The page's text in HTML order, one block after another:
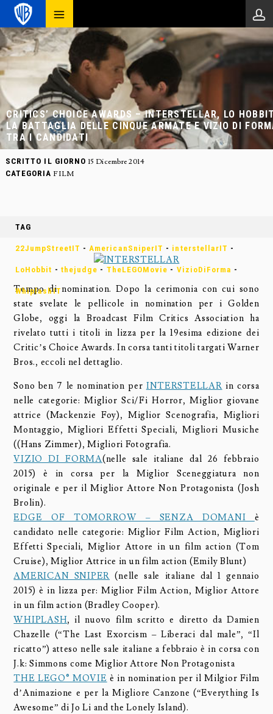
CRITICS’ CHOICE AWARDS – INTERSTELLAR, LO
LA BATTAGLIA DELLE CINQUE ARMATE E VIZIO DI
TRA I CANDIDATI
SCRITTO IL GIORNO 15 Dicembre 2014
CATEGORIA FILM
TAG
22JumpStreetIT -AmericanSniperIT - interstellarIT -
LoHobbit - thejudge - TheLEGOMovie - VizioDiForma -
WhiplashIT
Tempo di nomination. Dopo la cerimonia con cui sono
state svelate le pellicole in nomination per i Golden
Globe, oggi la Broadcast Film Critics Association ha
rivelato tutti i titoli in lizza per la 19esima edizione dei
Critic’s Choice Awards. In corsa tanti titoli targati Warner
Bros., eccoli nel dettaglio.
Sono ben 7 le nomination per INTERSTELLAR in corsa
nelle categorie: Miglior Sci/Fi Horror, Miglior giovane
attrice (Mackenzie Foy), Miglior Scenografia, Migliori
Montaggio, Migliori Effetti Speciali, Migliori Musiche
((Hans Zimmer), Migliori Fotografia.
VIZIO DI FORMA(nelle sale italiane dal 26 febbraio
2015) è in corsa per la Miglior Sceneggiatura non
originale e per il Miglior Attore Non Protagonista (Josh
Brolin).
EDGE OF TOMORROW – SENZA DOMANI è
candidato nelle categorie: Miglior Film Action, Migliori
Effetti Speciali, Miglior Attore in un film action (Tom
Cruise), Miglior Attrice in un film action (Emily Blunt)
AMERICAN SNIPER (nelle sale italiane dal 1 gennaio
2015) è in lizza per: Miglior Film Action, Miglior Attore
in un film action (Bradley Cooper).
WHIPLASH, il nuovo film scritto e diretto da Damien
Chazelle (“The Last Exorcism – Liberaci dal male”, “Il
ricatto”) atteso nelle sale italiane a febbraio è in corsa con
J.k: Simmons come Miglior Attore Non Protagonista
THE LEGO® MOVIE è in nomination per il Milgior Film
d’Animazione e per la Migliore Canzone (“Everything Is
Awesome” di Jo Li and the Lonely Island).